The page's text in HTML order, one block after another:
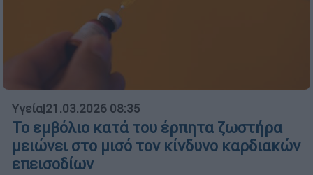
Υγεία|21.03.2026 08:35
Το εμβόλιο κατά του έρπητα ζωστήρα
μειώνει στο μισό τον κίνδυνο καρδιακών
επεισοδίων